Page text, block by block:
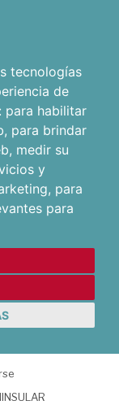
tecnologías
de
para habilitar
, para brindar
, medir su
y
, para
para